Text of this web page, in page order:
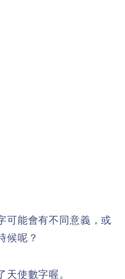
可能會有不同意義，或
候呢？
天使數字喔。